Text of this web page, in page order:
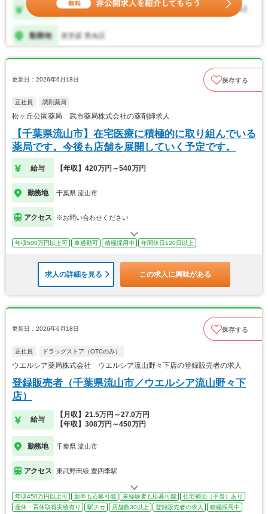
更新日：2026年6月18日 保存する
正社員 調剤薬局
松ヶ丘公園薬局 武市薬局株式会社の薬剤師求人
【千葉県流山市】在宅医療に積極的に取り組んでいる
薬局です。今後も店舗を展開していく予定です。
給与 【年収】420万円～540万円
勤務地 千葉県 流山市
アクセス ※お問い合わせください
年収500万円以上可 車通勤可 積極採用中 年間休日120日以上
求人の詳細を見る この求人に興味がある
更新日：2026年6月18日 保存する
正社員 ドラッグストア（OTCのみ）
ウエルシア薬局株式会社 ウエルシア流山野々下店の登録販売者の求人
登録販売者（千葉県流山市／ウエルシア流山野々下
店）
給与
【月収】21.5万円～27.0万円
【年収】308万円～450万円
勤務地 千葉県 流山市
アクセス 東武野田線 豊四季駅
年収450万円以上可 新卒も応募可能 未経験者も応募可能
住宅補助（手当）あり
産休・育休取得実績有り
駅チカ 店舗数30以上 登録販売者の求人 積極採用中